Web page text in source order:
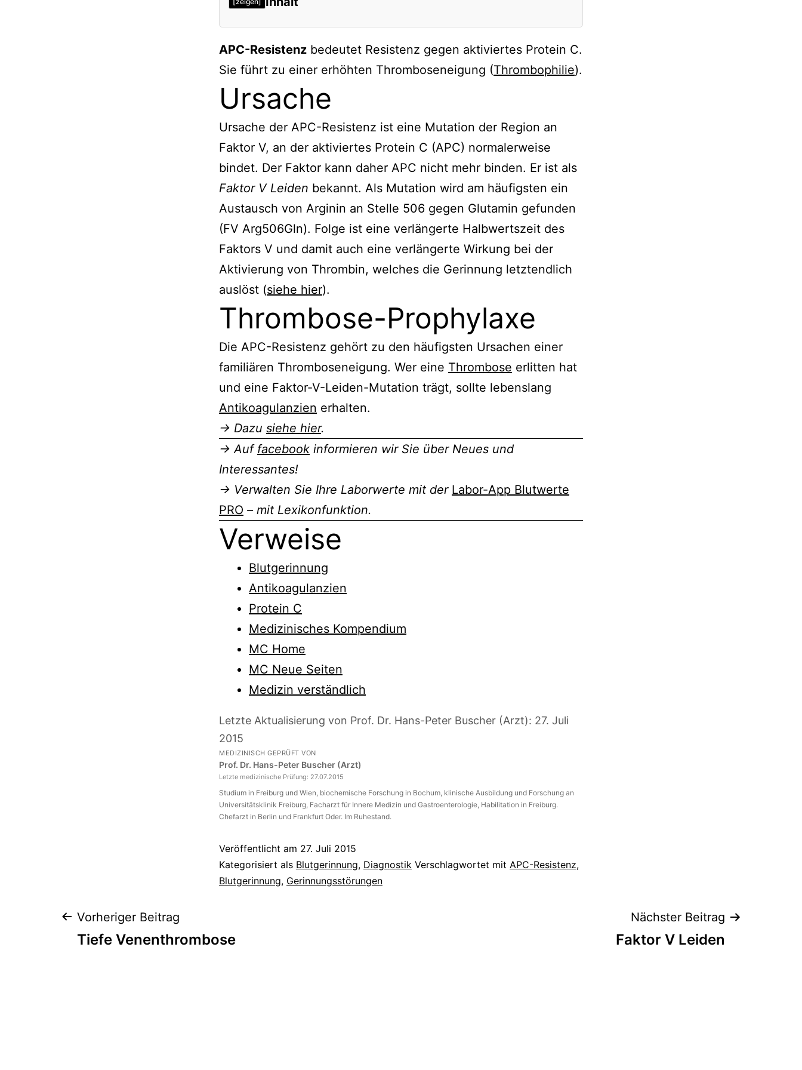
Ursache
Thrombose-Prophylaxe
Verweise
APC-Resistenz bedeutet Resistenz gegen aktiviertes Protein C.
Sie führt zu einer erhöhten Thromboseneigung (Thrombophilie).
Ursache
Ursache der APC-Resistenz ist eine Mutation der Region an
Faktor V, an der aktiviertes Protein C (APC) normalerweise
bindet. Der Faktor kann daher APC nicht mehr binden. Er ist als
Faktor V Leiden bekannt. Als Mutation wird am häufigsten ein
Austausch von Arginin an Stelle 506 gegen Glutamin gefunden
(FV Arg506Gln). Folge ist eine verlängerte Halbwertszeit des
Faktors V und damit auch eine verlängerte Wirkung bei der
Aktivierung von Thrombin, welches die Gerinnung letztendlich
auslöst (siehe hier).
Thrombose-Prophylaxe
Die APC-Resistenz gehört zu den häufigsten Ursachen einer
familiären Thromboseneigung. Wer eine Thrombose erlitten hat
und eine Faktor-V-Leiden-Mutation trägt, sollte lebenslang
Antikoagulanzien erhalten.
→ Dazu siehe hier.
→ Auf facebook informieren wir Sie über Neues und
Interessantes!
→ Verwalten Sie Ihre Laborwerte mit der Labor-App Blutwerte
PRO – mit Lexikonfunktion.
Verweise
Blutgerinnung
Antikoagulanzien
Protein C
Medizinisches Kompendium
MC Home
MC Neue Seiten
Medizin verständlich
Letzte Aktualisierung von Prof. Dr. Hans-Peter Buscher (Arzt): 27. Juli
2015
MEDIZINISCH GEPRÜFT VON
Prof. Dr. Hans-Peter Buscher (Arzt)
Letzte medizinische Prüfung: 27.07.2015
Studium in Freiburg und Wien, biochemische Forschung in Bochum, klinische Ausbildung und Forschung an
Universitätsklinik Freiburg, Facharzt für Innere Medizin und Gastroenterologie, Habilitation in Freiburg.
Chefarzt in Berlin und Frankfurt Oder. Im Ruhestand.
Veröffentlicht am 27. Juli 2015
Kategorisiert als Blutgerinnung, Diagnostik Verschlagwortet mit APC-Resistenz,
Blutgerinnung, Gerinnungsstörungen
Beitragsnavigation
Vorheriger Beitrag
Tiefe Venenthrombose
Nächster Beitrag
Faktor V Leiden